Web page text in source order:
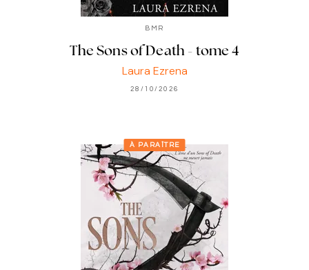
BMR
The Sons of Death - tome 4
Laura Ezrena
28/10/2026
À PARAÎTRE